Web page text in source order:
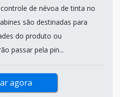
de névoa de tinta no
são destinadas para
do produto ou
passar pela pin...
agora